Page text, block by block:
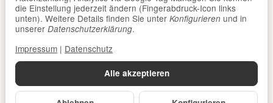
Alle akzeptieren
die Einstellung jederzeit ändern (Fingerabdruck-Icon links
unten). Weitere Details finden Sie unter Konfigurieren und in
unserer Datenschutzerklärung.
Impressum | Datenschutz